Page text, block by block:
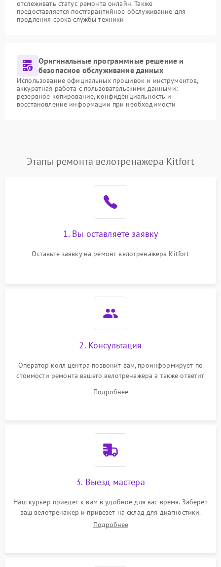
отслеживать статус ремонта онлайн. Также
предоставляется постгарантийное обслуживание для
продления срока службы техники
Оригинальные программные решение и
безопасное обслуживание данных
Использование официальных прошивок и инструментов,
аккуратная работа с пользовательскими данными:
резервное копирование, конфиденциальность и
восстановление информации при необходимости
Этапы ремонта велотренажера Kitfort
1. Вы оставляете заявку
Оставьте заявку на ремонт велотренажера Kitfort
2. Консультация
Оператор колл центра позвонит вам, проинформирует по
стоимости ремонта вашего велотренажера а также ответит
Подробнее
3. Выезд мастера
Наш курьер приедет к вам в удобное для вас время. Заберет
ваш велотренажер и привезет на склад для диагностики.
Подробнее